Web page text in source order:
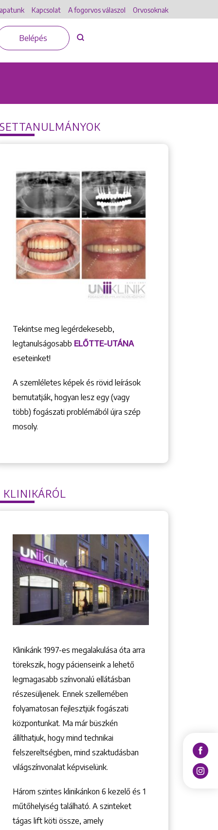
Kapcsolat A fogorvos válaszol Orvosoknak
Belépés
Tekintse meg legérdekesebb,
legtanulságosabb ELŐTTE-UTÁNA
eseteinket!
A szemléletes képek és rövid leírások
bemutatják, hogyan lesz egy (vagy
több) fogászati problémából újra szép
mosoly.
KLINIKÁRÓL
Klinikánk 1997-­es megalakulása óta arra
törekszik, hogy pácienseink a lehető
legmagasabb színvonalú ellátásban
részesüljenek. Ennek szellemében
folyamatosan fejlesztjük fogászati
központunkat. Ma már büszkén
állíthatjuk, hogy mind technikai
felszereltségben, mind szaktudásban
világszínvonalat képviselünk.
Három szintes klinikánkon 6 kezelő ­és 1
műtőhelyiség található. A szinteket
tágas lift köti össze, amely